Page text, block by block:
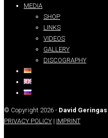
MEDIA
SHOP
LINKS
VIDEOS
GALLERY
DISCOGRAPHY
© Copyright 2026 - David Geringas
PRIVACY POLICY | IMPRINT